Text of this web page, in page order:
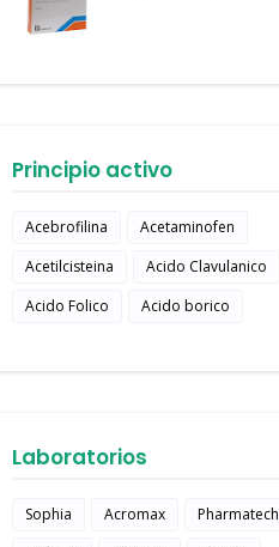
Principio activo
Acebrofilina
Acetaminofen
Acetilcisteina
Acido Clavulanico
Acido Folico
Acido borico
Laboratorios
Sophia Acromax Pharmatech